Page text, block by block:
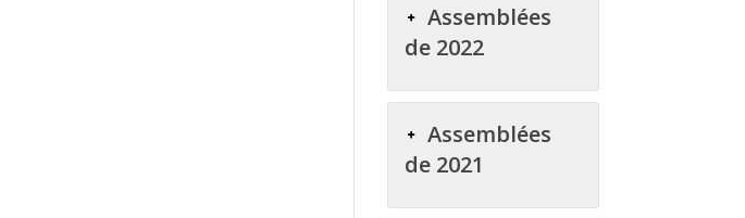
Assemblées
de 2022
Assemblées
de 2021